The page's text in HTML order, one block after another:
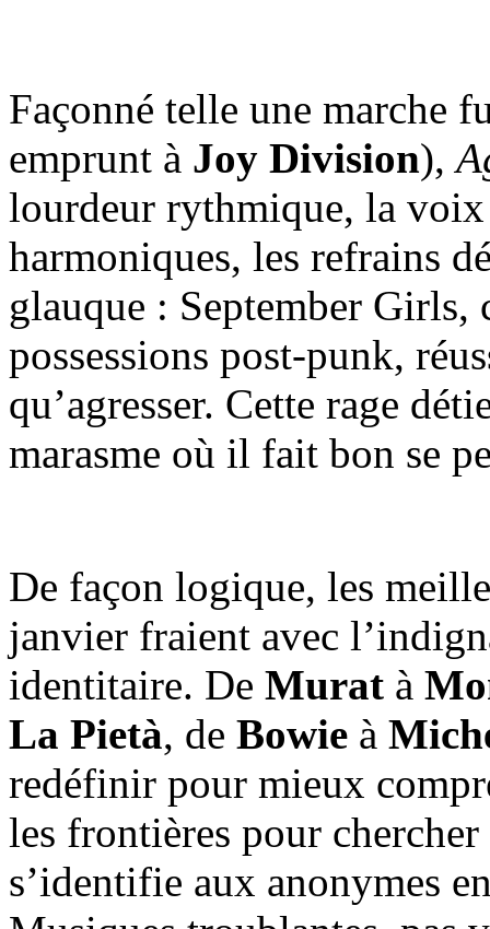
Façonné telle une marche
emprunt à Joy Division),
lourdeur rythmique, la voix
harmoniques, les refrains
glauque : September Girls,
possessions post-punk,
qu’agresser. Cette rage
marasme où il fait bon se
De façon logique, les
janvier fraient avec
identitaire. De Murat à
La Pietà, de Bowie à
redéfinir pour mieux
les frontières pour
s’identifie aux anonymes